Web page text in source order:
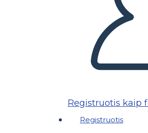
Registruotis kaip
Registruotis